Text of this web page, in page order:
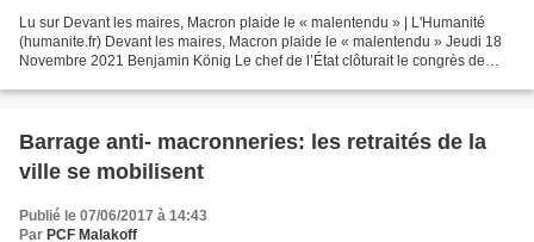
Lu sur Devant les maires, Macron plaide le « malentendu » | L'Humanité
(humanite.fr) Devant les maires, Macron plaide le « malentendu » Jeudi 18
Novembre 2021 Benjamin König Le chef de l’État clôturait le congrès de
Barrage anti- macronneries: les retraités de la
ville se mobilisent
Publié le 07/06/2017 à 14:43
Par PCF Malakoff